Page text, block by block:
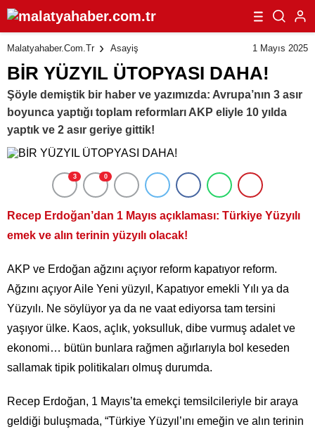
Malatyahaber.com.tr Asayiş 1 Mayıs 2025
BİR YÜZYIL ÜTOPYASI DAHA!
Şöyle demiştik bir haber ve yazımızda: Avrupa’nın 3 asır
boyunca yaptığı toplam reformları AKP eliyle 10 yılda
yaptık ve 2 asır geriye gittik!
3 0
Recep Erdoğan’dan 1 Mayıs açıklaması: Türkiye Yüzyılı
emek ve alın terinin yüzyılı olacak!
AKP ve Erdoğan ağzını açıyor reform kapatıyor reform.
Ağzını açıyor Aile Yeni yüzyıl, Kapatıyor emekli Yılı ya da
Yüzyılı. Ne söylüyor ya da ne vaat ediyorsa tam tersini
yaşıyor ülke. Kaos, açlık, yoksulluk, dibe vurmuş adalet ve
ekonomi… bütün bunlara rağmen ağırlarıyla bol keseden
sallamak tipik politikaları olmuş durumda.
Recep Erdoğan, 1 Mayıs’ta emekçi temsilcileriyle bir araya
geldiği buluşmada, “Türkiye Yüzyıl’ını emeğin ve alın terinin